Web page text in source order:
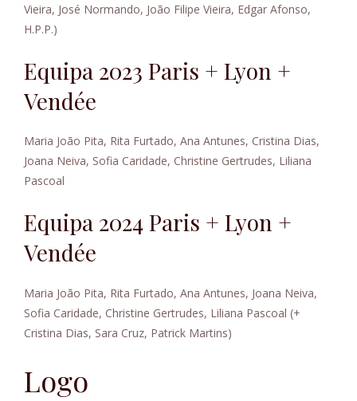
Vieira, José Normando, João Filipe Vieira, Edgar Afonso,
H.P.P.)
Equipa 2023 Paris + Lyon +
Vendée
Maria João Pita, Rita Furtado, Ana Antunes, Cristina Dias,
Joana Neiva, Sofia Caridade, Christine Gertrudes, Liliana
Pascoal
Equipa 2024 Paris + Lyon +
Vendée
Maria João Pita, Rita Furtado, Ana Antunes, Joana Neiva,
Sofia Caridade, Christine Gertrudes, Liliana Pascoal (+
Cristina Dias, Sara Cruz, Patrick Martins)
Logo